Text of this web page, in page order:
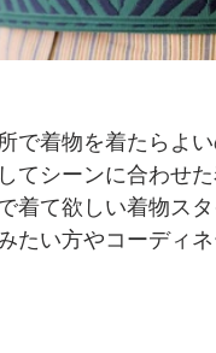
で着物を着たらよ
てシーンに合わせ
着て欲しい着物ス
たい方やコーディ